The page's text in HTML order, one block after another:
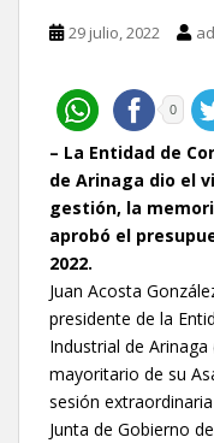
29 julio, 2022
0
– La Entidad de
de Arinaga dio el
gestión, la
aprobó el
2022.
Juan Acosta
presidente de la
Industrial de
mayoritario de su
sesión
Junta de Gobierno